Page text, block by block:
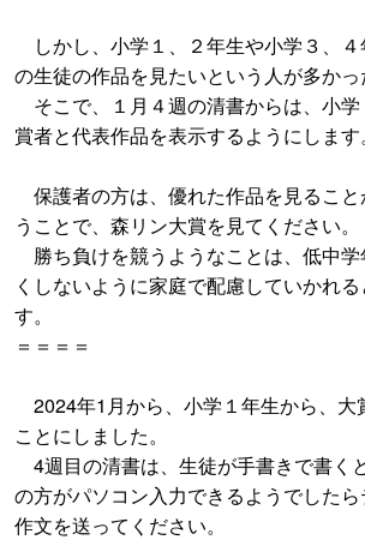
しかし、小学１、２年生や小学３、
の生徒の作品を見たいという人が多かっ
そこで、１月４週の清書からは、小
賞者と代表作品を表示するようにします。
保護者の方は、優れた作品を見るこ
うことで、森リン大賞を見てください。
勝ち負けを競うようなことは、低中
くしないように家庭で配慮していかれ
す。
＝＝＝＝
2024年1月から、小学１年生から、大
ことにしました。
4週目の清書は、生徒が手書きで書く
の方がパソコン入力できるようでした
作文を送ってください。